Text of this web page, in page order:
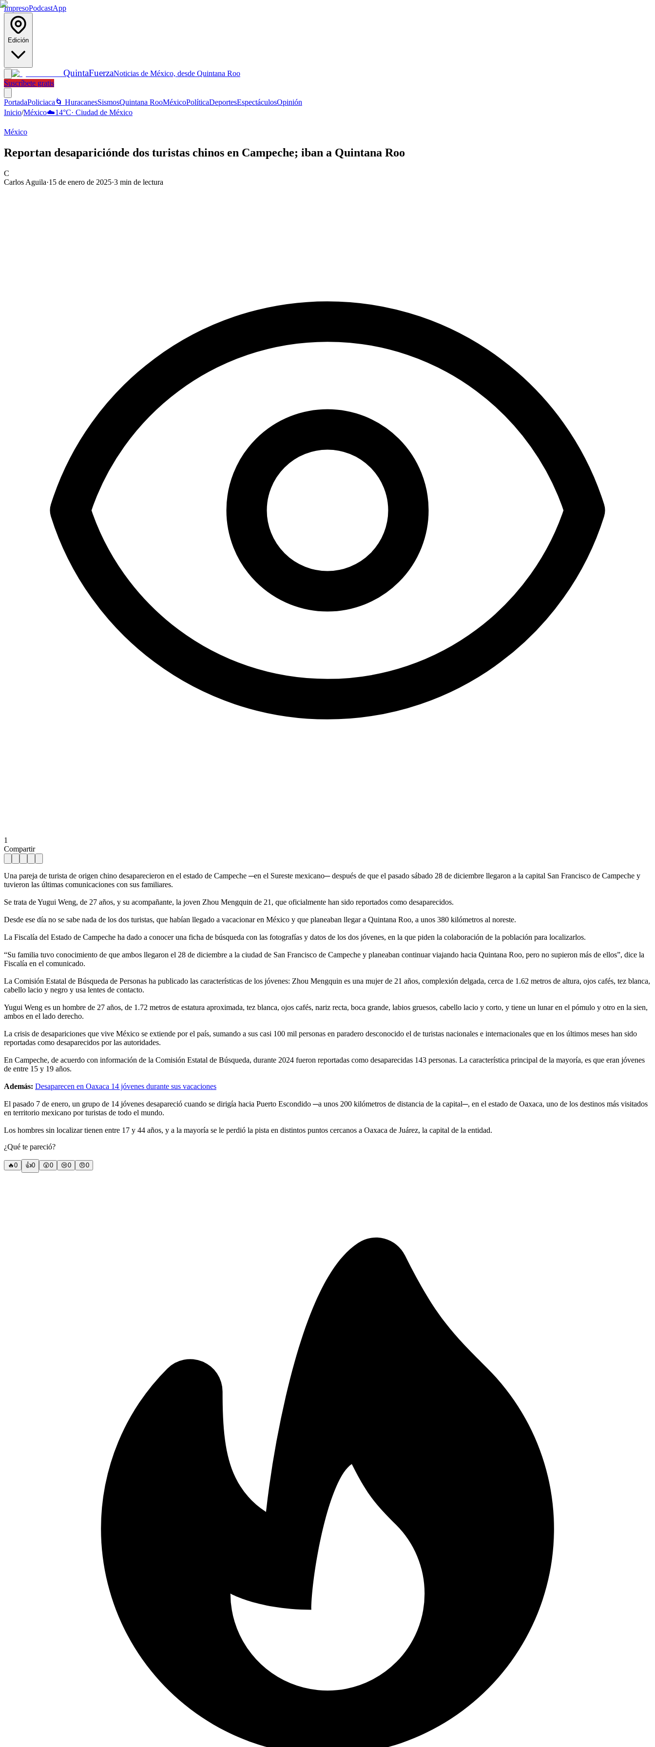
ImpresoPodcastApp
Edición
QuintaFuerzaNoticias de México, desde Quintana Roo
Suscríbete gratis
PortadaPoliciaca 🌀 HuracanesSismosQuintana RooMéxicoPolíticaDeportesEspectáculosOpinión
Inicio/México☁️14°C· Ciudad de México
México
Reportan desapariciónde dos turistas chinos en Campeche; iban a Quintana Roo
C
Carlos Aguila·15 de enero de 2025·3 min de lectura
1
Compartir
Una pareja de turista de origen chino desaparecieron en el estado de Campeche ─en el Sureste mexicano─ después de que el pasado sábado 28 de diciembre llegaron a la capital San Francisco de Campeche y
tuvieron las últimas comunicaciones con sus familiares.
Se trata de Yugui Weng, de 27 años, y su acompañante, la joven Zhou Mengquin de 21, que oficialmente han sido reportados como desaparecidos.
Desde ese día no se sabe nada de los dos turistas, que habían llegado a vacacionar en México y que planeaban llegar a Quintana Roo, a unos 380 kilómetros al noreste.
La Fiscalía del Estado de Campeche ha dado a conocer una ficha de búsqueda con las fotografías y datos de los dos jóvenes, en la que piden la colaboración de la población para localizarlos.
“Su familia tuvo conocimiento de que ambos llegaron el 28 de diciembre a la ciudad de San Francisco de Campeche y planeaban continuar viajando hacia Quintana Roo, pero no supieron más de ellos”, dice la
Fiscalía en el comunicado.
La Comisión Estatal de Búsqueda de Personas ha publicado las características de los jóvenes: Zhou Mengquin es una mujer de 21 años, complexión delgada, cerca de 1.62 metros de altura, ojos cafés, tez blanca,
cabello lacio y negro y usa lentes de contacto.
Yugui Weng es un hombre de 27 años, de 1.72 metros de estatura aproximada, tez blanca, ojos cafés, nariz recta, boca grande, labios gruesos, cabello lacio y corto, y tiene un lunar en el pómulo y otro en la sien,
ambos en el lado derecho.
La crisis de desapariciones que vive México se extiende por el país, sumando a sus casi 100 mil personas en paradero desconocido el de turistas nacionales e internacionales que en los últimos meses han sido
reportadas como desaparecidos por las autoridades.
En Campeche, de acuerdo con información de la Comisión Estatal de Búsqueda, durante 2024 fueron reportadas como desaparecidas 143 personas. La característica principal de la mayoría, es que eran jóvenes
de entre 15 y 19 años.
Además: Desaparecen en Oaxaca 14 jóvenes durante sus vacaciones
El pasado 7 de enero, un grupo de 14 jóvenes desapareció cuando se dirigía hacia Puerto Escondido ─a unos 200 kilómetros de distancia de la capital─, en el estado de Oaxaca, uno de los destinos más visitados
en territorio mexicano por turistas de todo el mundo.
Los hombres sin localizar tienen entre 17 y 44 años, y a la mayoría se le perdió la pista en distintos puntos cercanos a Oaxaca de Juárez, la capital de la entidad.
¿Qué te pareció?
🔥0 👍0 😲0 😢0 😠0